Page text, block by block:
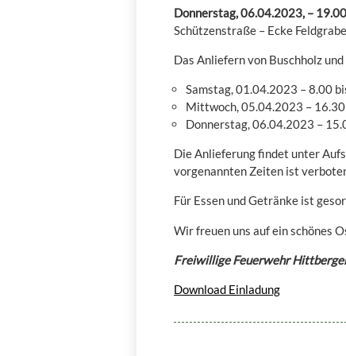
Donnerstag, 06.04.2023, –
Schützenstraße – Ecke
Das Anliefern von Buschholz
Samstag, 01.04.2023 – 8.00
Mittwoch, 05.04.2023 –
Donnerstag, 06.04.2023 –
Die Anlieferung findet unter
vorgenannten Zeiten ist
Für Essen und Getränke ist
Wir freuen uns auf ein schönes
Freiwillige Feuerwehr
Download Einladung